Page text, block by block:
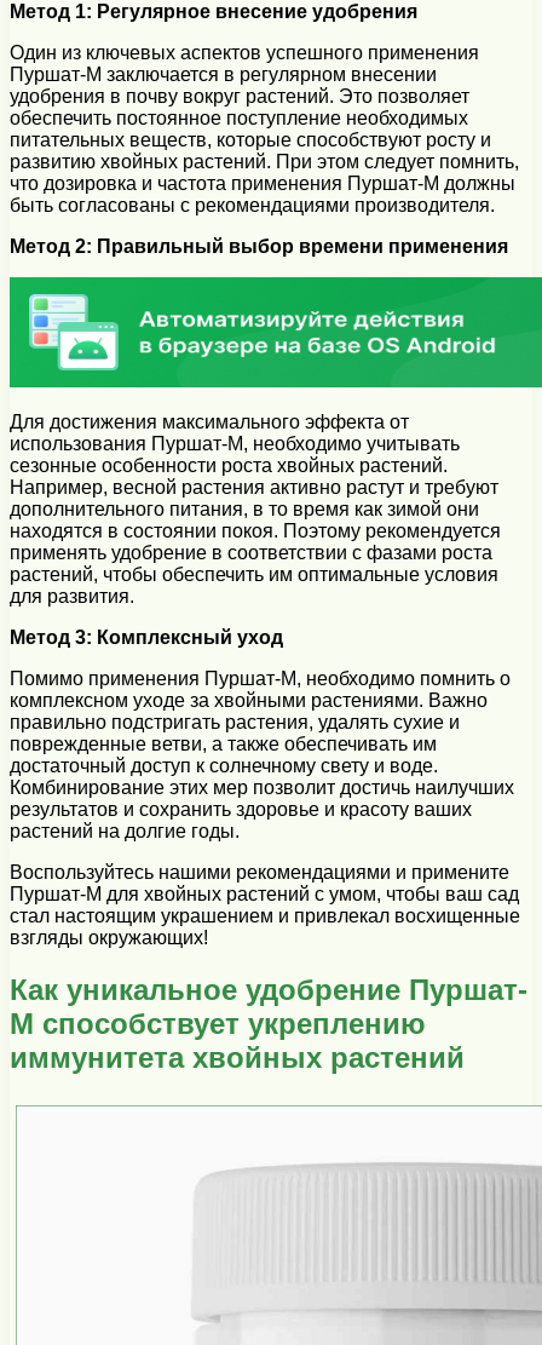
Метод 1: Регулярное внесение удобрения
Один из ключевых аспектов успешного применения
Пуршат-М заключается в регулярном внесении
удобрения в почву вокруг растений. Это позволяет
обеспечить постоянное поступление необходимых
питательных веществ, которые способствуют росту и
развитию хвойных растений. При этом следует помнить,
что дозировка и частота применения Пуршат-М должны
быть согласованы с рекомендациями производителя.
Метод 2: Правильный выбор времени применения
Для достижения максимального эффекта от
использования Пуршат-М, необходимо учитывать
сезонные особенности роста хвойных растений.
Например, весной растения активно растут и требуют
дополнительного питания, в то время как зимой они
находятся в состоянии покоя. Поэтому рекомендуется
применять удобрение в соответствии с фазами роста
растений, чтобы обеспечить им оптимальные условия
для развития.
Метод 3: Комплексный уход
Помимо применения Пуршат-М, необходимо помнить о
комплексном уходе за хвойными растениями. Важно
правильно подстригать растения, удалять сухие и
поврежденные ветви, а также обеспечивать им
достаточный доступ к солнечному свету и воде.
Комбинирование этих мер позволит достичь наилучших
результатов и сохранить здоровье и красоту ваших
растений на долгие годы.
Воспользуйтесь нашими рекомендациями и примените
Пуршат-М для хвойных растений с умом, чтобы ваш сад
стал настоящим украшением и привлекал восхищенные
взгляды окружающих!
Как уникальное удобрение Пуршат-
М способствует укреплению
иммунитета хвойных растений